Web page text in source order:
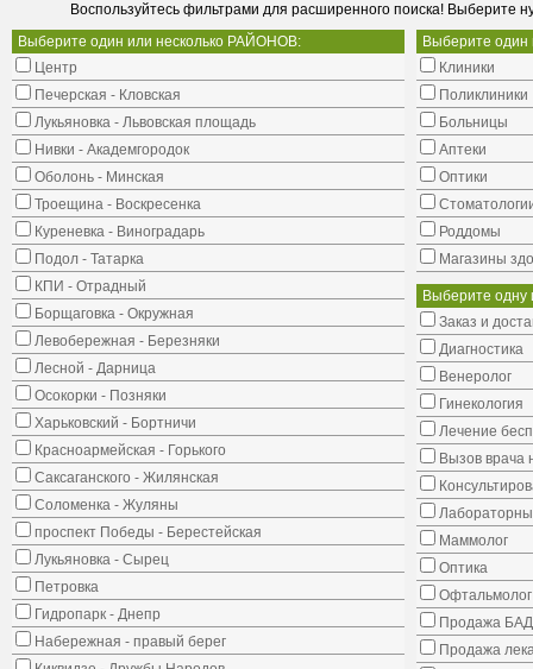
Воспользуйтесь фильтрами для расширенного поиска! Выберите
Выберите один или несколько РАЙОНОВ:
Центр
Печерская - Кловская
Лукьяновка - Львовская площадь
Нивки - Академгородок
Оболонь - Минская
Троещина - Воскресенка
Куреневка - Виноградарь
Подол - Татарка
КПИ - Отрадный
Борщаговка - Окружная
Левобережная - Березняки
Лесной - Дарница
Осокорки - Позняки
Харьковский - Бортничи
Красноармейская - Горького
Саксаганского - Жилянская
Соломенка - Жуляны
проспект Победы - Берестейская
Лукьяновка - Сырец
Петровка
Гидропарк - Днепр
Набережная - правый берег
Выберите
Клиники
Поликлиники
Больницы
Аптеки
Оптики
Роддомы
Магазины
Выберите одну
Заказ и
Диагностика
Венеролог
Гинекология
Лечение
Вызов врача
Маммолог
Оптика
Офтальмолог
Продажа
Продажа